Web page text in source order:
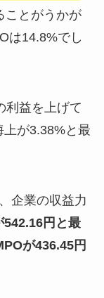
ことがうかが
は14.8%でし
利益を上げて
が3.38%と最
企業の収益力
542.16円と最
が436.45円